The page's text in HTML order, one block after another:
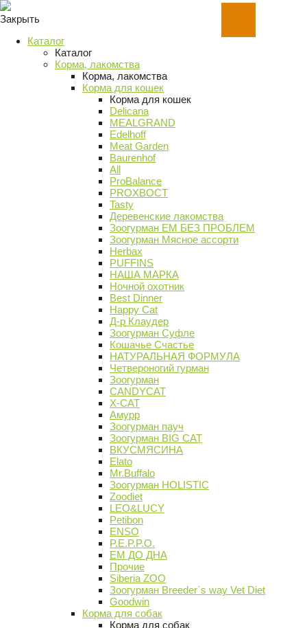
Закрыть
Каталог
Каталог
Корма, лакомства
Корма, лакомства
Корма для кошек
Корма для кошек
Delicana
MEALGRAND
Edelhoff
Meat Garden
Baurenhof
All
ProBalance
PROХВОСТ
Tasty
Деревенские лакомства
Зоогурман ЕМ БЕЗ ПРОБЛЕМ
Зоогурман Мясное ассорти
Herbax
PUFFINS
НАША МАРКА
Ночной охотник
Best Dinner
Happy Cat
Д-р Клаудер
Зоогурман Суфле
Кошачье Счастье
НАТУРАЛЬНАЯ ФОРМУЛА
Четвероногий гурман
Зоогурман
CANDYCAT
X-CAT
Амурр
Зоогурман пауч
Зоогурман BIG CAT
ВКУСМЯСИНА
Elato
Mr.Buffalo
Зоогурман HOLISTIC
Zoodiet
LEO&LUCY
Petibon
ENSO
P.E.P.P.O.
ЕМ ДО ДНА
Прочие
Siberia ZOO
Зоогурман Breeder`s way Vet Diet
Goodwin
Корма для собак
Корма для собак